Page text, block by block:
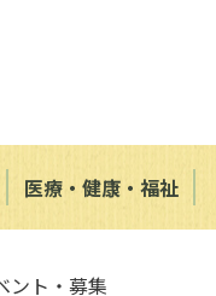
医療・健康・福祉
ント・募集